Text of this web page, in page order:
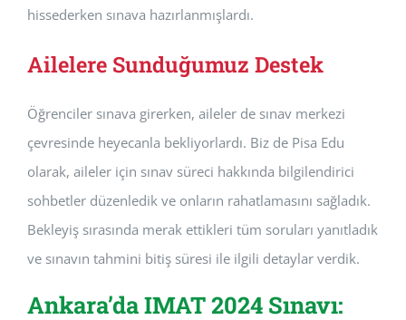
hissederken sınava hazırlanmışlardı.
Ailelere Sunduğumuz Destek
Öğrenciler sınava girerken, aileler de sınav merkezi
çevresinde heyecanla bekliyorlardı. Biz de Pisa Edu
olarak, aileler için sınav süreci hakkında bilgilendirici
sohbetler düzenledik ve onların rahatlamasını sağladık.
Bekleyiş sırasında merak ettikleri tüm soruları yanıtladık
ve sınavın tahmini bitiş süresi ile ilgili detaylar verdik.
Ankara’da IMAT 2024 Sınavı: